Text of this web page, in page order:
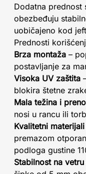
Dodatna prednost
obezbeđuju
uobičajeno kod
Prednosti
Brza montaža –
postavljanje za
Visoka UV zaštita
blokira štetne
Mala težina i
nosi u rancu ili
Kvalitetni materijali
premazom
podloga gustine
Stabilnost na vetru